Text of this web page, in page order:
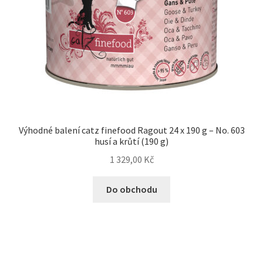
Výhodné balení catz finefood Ragout 24 x 190 g – No. 603
husí a krůtí (190 g)
1 329,00 Kč
Do obchodu